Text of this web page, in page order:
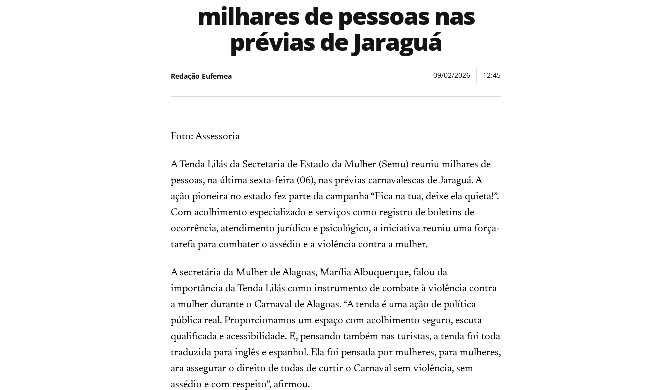
milhares de pessoas nas
prévias de Jaraguá
Redação Eufemea 09/02/2026 12:45
Foto: Assessoria
A Tenda Lilás da Secretaria de Estado da Mulher (Semu) reuniu milhares de
pessoas, na última sexta-feira (06), nas prévias carnavalescas de Jaraguá. A
ação pioneira no estado fez parte da campanha “Fica na tua, deixe ela quieta!”.
Com acolhimento especializado e serviços como registro de boletins de
ocorrência, atendimento jurídico e psicológico, a iniciativa reuniu uma força-
tarefa para combater o assédio e a violência contra a mulher.
A secretária da Mulher de Alagoas, Marília Albuquerque, falou da
importância da Tenda Lilás como instrumento de combate à violência contra
a mulher durante o Carnaval de Alagoas. “A tenda é uma ação de política
pública real. Proporcionamos um espaço com acolhimento seguro, escuta
qualificada e acessibilidade. E, pensando também nas turistas, a tenda foi toda
traduzida para inglês e espanhol. Ela foi pensada por mulheres, para mulheres,
ara assegurar o direito de todas de curtir o Carnaval sem violência, sem
assédio e com respeito”, afirmou.